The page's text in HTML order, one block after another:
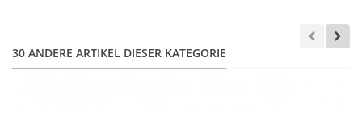
30 ANDERE ARTIKEL DIESER KATEGORIE